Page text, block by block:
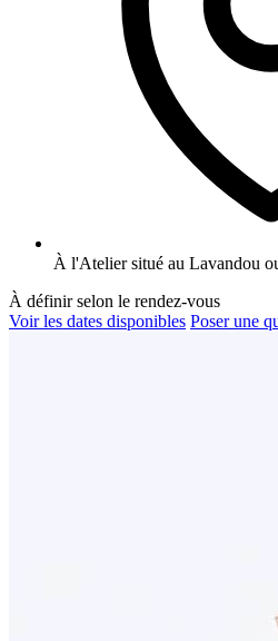
À l'Atelier situé au Lavandou
À définir selon le rendez-vous
Voir les dates disponibles Poser une